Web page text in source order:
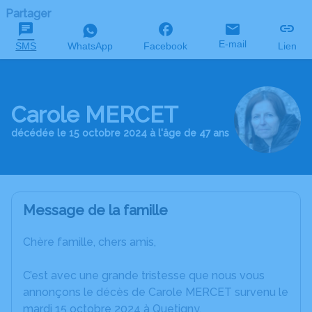
Partager
SMS WhatsApp Facebook E-mail Lien
Carole MERCET
décédée le 15 octobre 2024 à l'âge de 47 ans
Message de la famille
Chère famille, chers amis,
C’est avec une grande tristesse que nous vous
annonçons le décès de Carole MERCET survenu le
mardi 15 octobre 2024 à Quetigny.